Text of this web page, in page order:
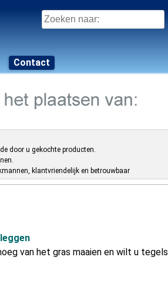
Zoeken
naar:
Contact
door u gekochte producten.
klantvriendelijk en betrouwbaar
van het gras maaien en wilt u tegels